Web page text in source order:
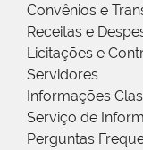
Convênios e
Receitas e
Licitações e
Servidores
Informações
Serviço de
Perguntas